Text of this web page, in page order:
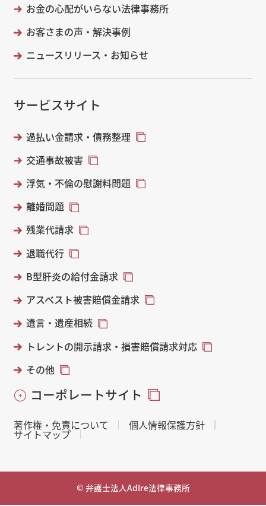
お金の心配がいらない法律事務所
お客さまの声・解決事例
ニュースリリース・お知らせ
サービスサイト
過払い金請求・債務整理
交通事故被害
浮気・不倫の慰謝料問題
離婚問題
残業代請求
退職代行
B型肝炎の給付金請求
アスベスト被害賠償金請求
遺言・遺産相続
トレントの開示請求・損害賠償請求対応
その他
コーポレートサイト
著作権・免責について 個人情報保護方針
サイトマップ
© 弁護士法人AdIre法律事務所